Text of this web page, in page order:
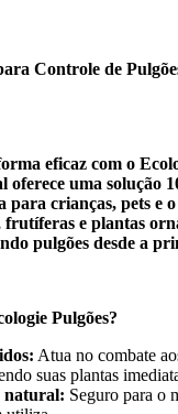
Controle de
eficaz com o
oferece uma solução
para crianças, pets e
e plantas
pulgões desde a
Pulgões?
Atua no combate
suas plantas
natural: Seguro para o